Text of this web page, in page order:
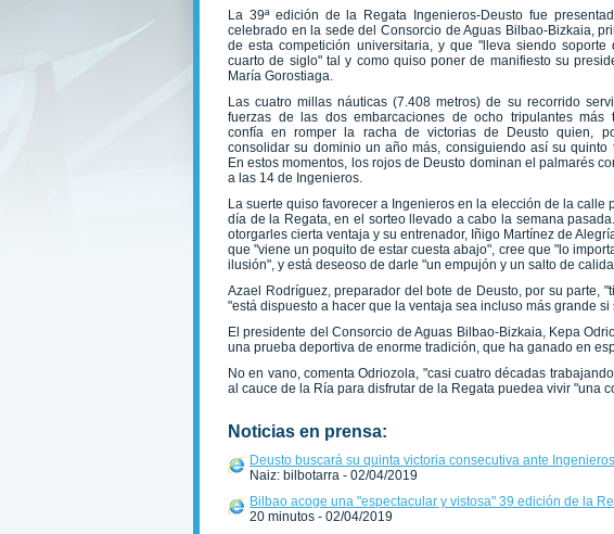
La 39ª edición de la Regata Ingenieros-Deusto fue
celebrado en la sede del Consorcio de Aguas Bilbao-Bizkaia,
de esta competición universitaria, y que "lleva siendo soporte
cuarto de siglo" tal y como quiso poner de manifiesto su
María Gorostiaga.
Las cuatro millas náuticas (7.408 metros) de su recorrido
fuerzas de las dos embarcaciones de ocho tripulantes más
confía en romper la racha de victorias de Deusto quien,
consolidar su dominio un año más, consiguiendo así su quinto
En estos momentos, los rojos de Deusto dominan el palmarés
a las 14 de Ingenieros.
La suerte quiso favorecer a Ingenieros en la elección de la calle
día de la Regata, en el sorteo llevado a cabo la semana
otorgarles cierta ventaja y su entrenador, Iñigo Martínez de
que "viene un poquito de estar cuesta abajo", cree que "lo
ilusión", y está deseoso de darle "un empujón y un salto de
Azael Rodríguez, preparador del bote de Deusto, por su parte,
"está dispuesto a hacer que la ventaja sea incluso más grande si
El presidente del Consorcio de Aguas Bilbao-Bizkaia, Kepa
una prueba deportiva de enorme tradición, que ha ganado en
No en vano, comenta Odriozola, "casi cuatro décadas
al cauce de la Ría para disfrutar de la Regata puedea vivir "una
Noticias en prensa:
Deusto buscará su quinta victoria consecutiva ante
Naiz: bilbotarra - 02/04/2019
Bilbao acoge una "espectacular y vistosa" 39 edición de la
20 minutos - 02/04/2019